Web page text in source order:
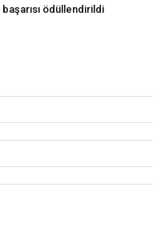
başarısı ödüllendirildi